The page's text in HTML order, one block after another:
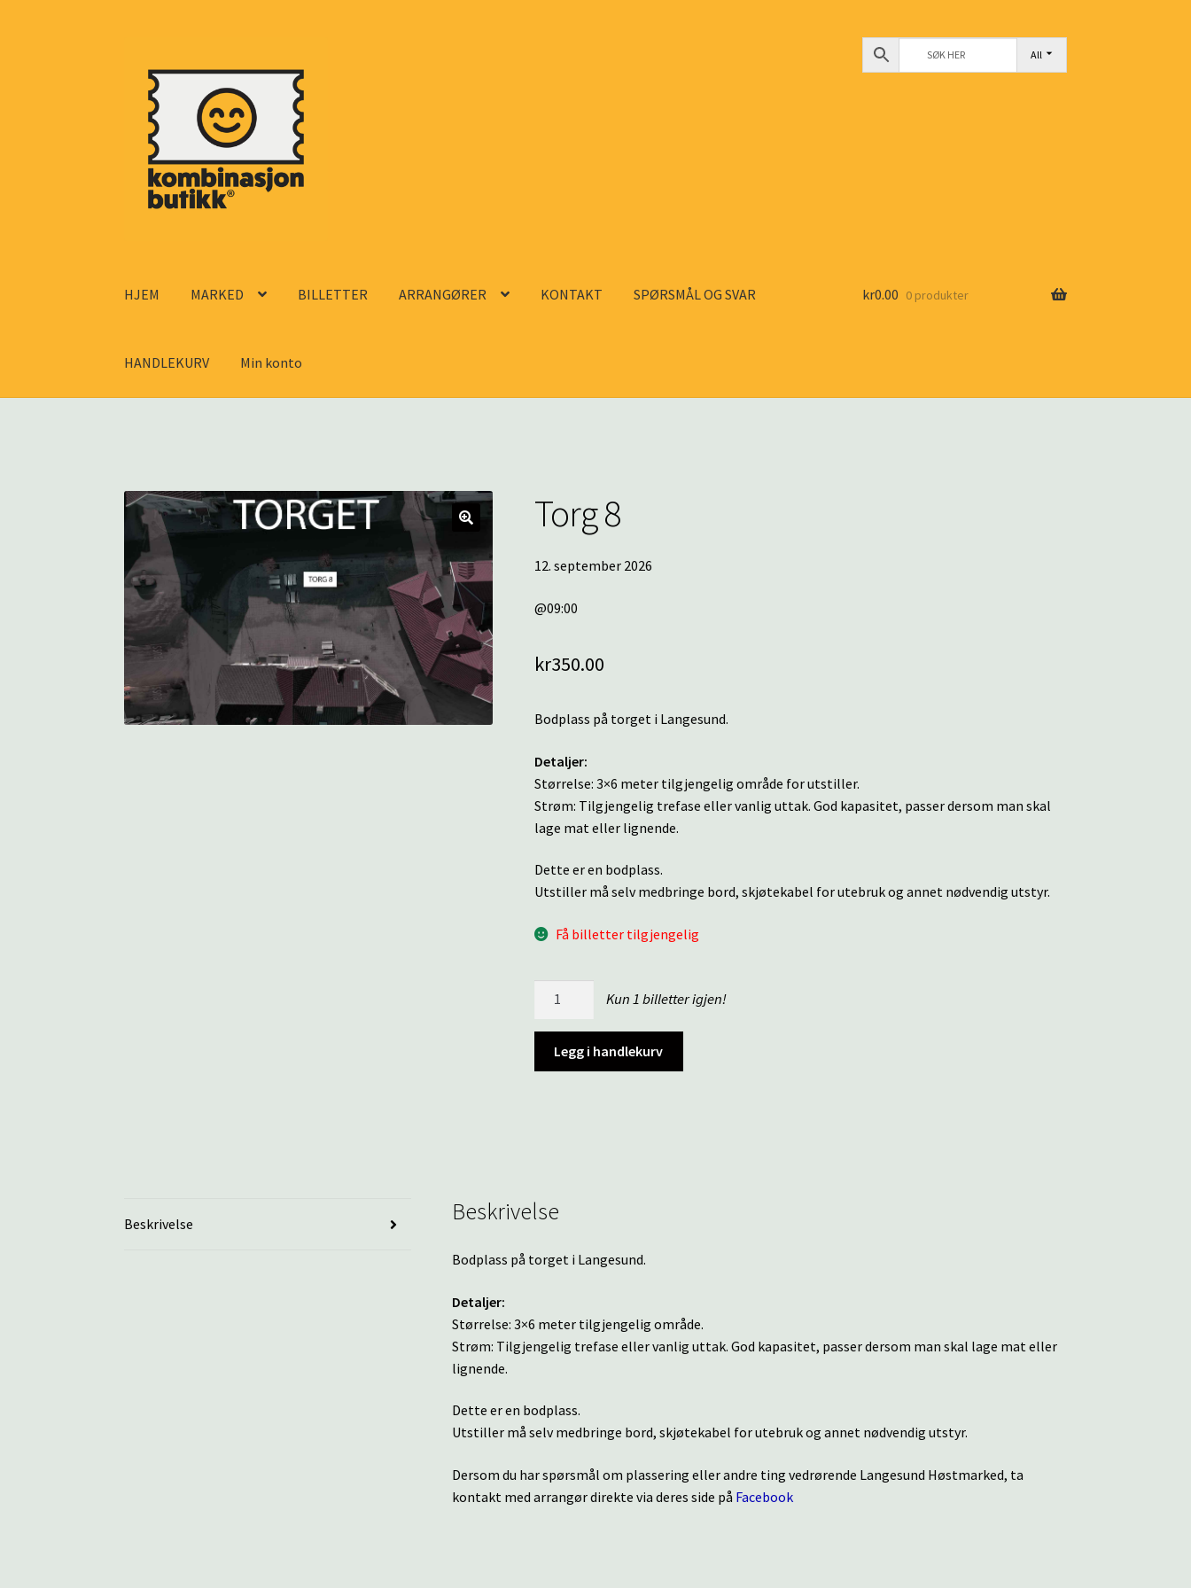
navigasjon
innhold
All
HJEM MARKED BILLETTER ARRANGØRER KONTAKT SPØRSMÅL OG SVAR
HANDLEKURV Min konto
kr0.00 0 produkter
Torg 8
12. september 2026
@09:00
kr350.00
Bodplass på torget i Langesund.
Detaljer:
Størrelse: 3×6 meter tilgjengelig område for utstiller.
Strøm: Tilgjengelig trefase eller vanlig uttak. God kapasitet, passer dersom man skal
lage mat eller lignende.
Dette er en bodplass.
Utstiller må selv medbringe bord, skjøtekabel for utebruk og annet nødvendig utstyr.
Få billetter tilgjengelig
antall
Kun 1 billetter igjen!
Legg i handlekurv
Beskrivelse Beskrivelse
Bodplass på torget i Langesund.
Detaljer:
Størrelse: 3×6 meter tilgjengelig område.
Strøm: Tilgjengelig trefase eller vanlig uttak. God kapasitet, passer dersom man skal lage mat eller
lignende.
Dette er en bodplass.
Utstiller må selv medbringe bord, skjøtekabel for utebruk og annet nødvendig utstyr.
Dersom du har spørsmål om plassering eller andre ting vedrørende Langesund Høstmarked, ta
kontakt med arrangør direkte via deres side på Facebook